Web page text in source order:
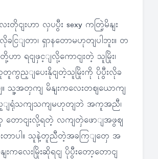
းတိုငျးဟာ လှပပွီး sexy ကတြဲ့မိနျး
ခငြျတာ၊ ရှာနတောမဟုတျပါဘူး။ တ
ာ ရငျဖှင့ျလို့ကောငျးတဲ့ သူမြိုး၊
ကွည့ျပေးနိုငျတဲ့သူမြိုးကို ပိုပွီးလိုခ
။ သူ့အတှကျ မိနျးကလေးတဈယောကျ
ရုံသကျသကျမဟုတျဘဲ အကူအညီ၊
တောငျးလို့ရတဲ့ လကျတှဲဖောျအဖွဈ
တာပါ။ သူနဲ့တူညီတဲ့အခကြျတှေ အ
ျးကလေးမြိုးဆိုရငျ ပိုပွီးတော့တောငျ